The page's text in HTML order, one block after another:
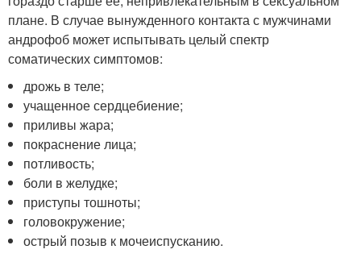
плане. В случае вынужденного контакта с мужчинами
андрофоб может испытывать целый спектр
соматических симптомов:
дрожь в теле;
учащенное сердцебиение;
приливы жара;
покраснение лица;
потливость;
боли в желудке;
приступы тошноты;
головокружение;
острый позыв к мочеиспусканию.